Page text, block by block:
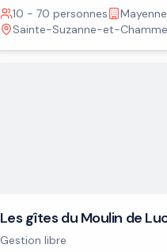
10 - 70 personnes
Mayenne
Sainte-Suzanne-et-
Les gîtes du Moulin de
Gestion libre